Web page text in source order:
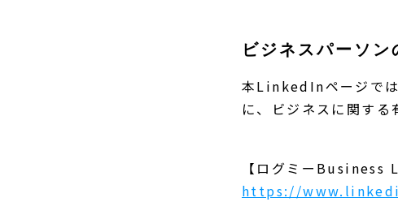
ビジネスパーソ
本LinkedInページで
に、ビジネスに関する
【ログミーBusiness
https://